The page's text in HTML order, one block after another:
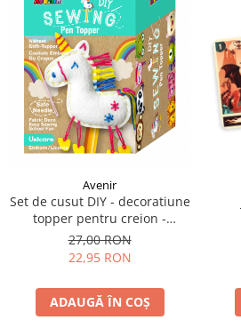
Avenir
Set de cusut DIY - decoratiune
topper pentru creion -
Unicorn
27,00 RON
22,95 RON
ADAUGĂ ÎN COȘ